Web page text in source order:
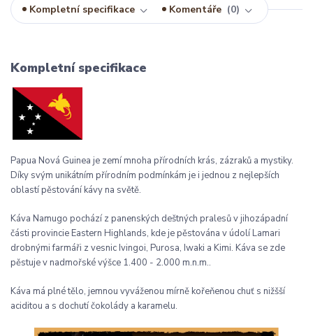
Kompletní specifikace Komentáře 0
Kompletní specifikace
Papua Nová Guinea je zemí mnoha přírodních krás, zázraků a mystiky.
Díky svým unikátním přírodním podmínkám je i jednou z nejlepších
oblastí pěstování kávy na světě.
Káva Namugo pochází z panenských deštných pralesů v jihozápadní
části provincie Eastern Highlands, kde je pěstována v údolí Lamari
drobnými farmáři z vesnic Ivingoi, Purosa, Iwaki a Kimi. Káva se zde
pěstuje v nadmořské výšce 1.400 - 2.000 m.n.m..
Káva má plné tělo, jemnou vyváženou mírně kořeňenou chuť s nižšší
aciditou a s dochutí čokolády a karamelu.